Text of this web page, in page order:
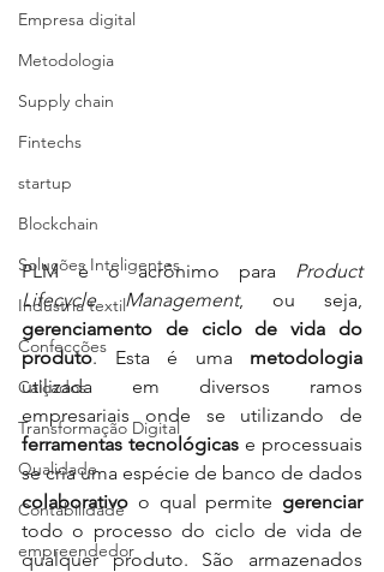
Empresa digital
Metodologia
Supply chain
Fintechs
startup
Blockchain
Soluções Inteligentes
Indústria textil
Confecções
Calçados
Transformação Digital
Qualidade
Contabilidade
empreendedor
PLM é o acrônimo para Product
Lifecycle Management
gerenciamento de ciclo de vida do
produto. Esta é uma metodologia
utilizada em diversos ramos
ferramentas tecnológicas e processuais
colaborativo o qual permite gerenciar
todo o processo do ciclo de vida de
qualquer produto. São armazenados